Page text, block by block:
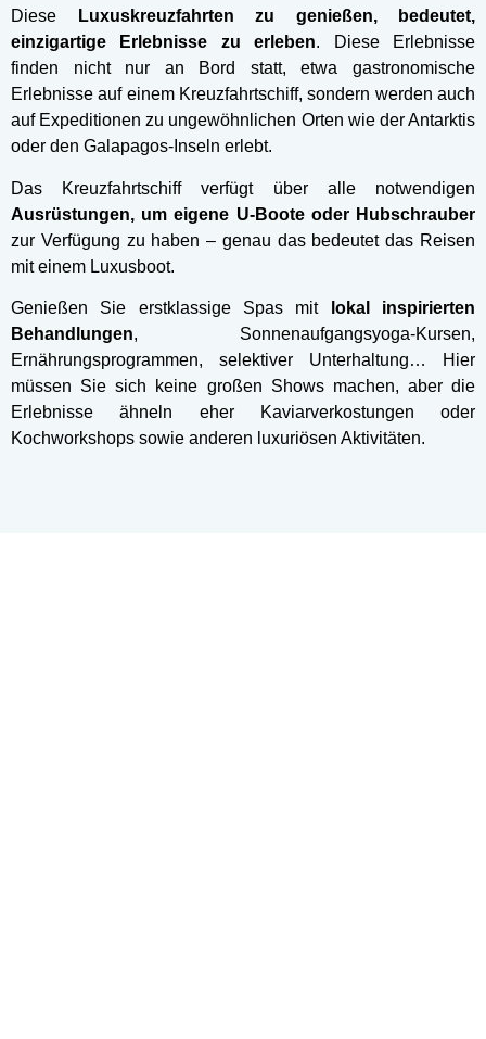
Diese
Luxuskreuzfahrten zu genießen, bedeutet,
einzigartige Erlebnisse zu erleben. Diese Erlebnisse
finden nicht nur an Bord statt, etwa gastronomische
Erlebnisse auf einem Kreuzfahrtschiff, sondern werden auch
auf Expeditionen zu ungewöhnlichen Orten wie der Antarktis
oder den Galapagos-Inseln erlebt.
Das Kreuzfahrtschiff verfügt über alle notwendigen
Ausrüstungen, um eigene U-Boote oder Hubschrauber
zur Verfügung zu haben – genau das bedeutet das Reisen
mit einem Luxusboot.
Genießen Sie erstklassige Spas mit
lokal inspirierten
Behandlungen, Sonnenaufgangsyoga-Kursen,
Ernährungsprogrammen, selektiver Unterhaltung… Hier
müssen Sie sich keine großen Shows machen, aber die
Erlebnisse ähneln eher Kaviarverkostungen oder
Kochworkshops sowie anderen luxuriösen Aktivitäten.